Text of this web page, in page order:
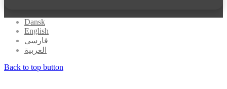
Dansk
English
فارسی
العربیة
Back to top button